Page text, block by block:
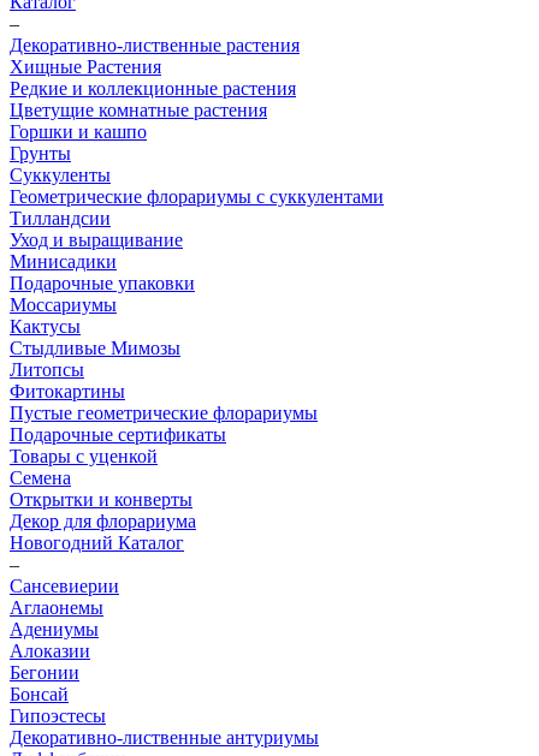
–
Декоративно-лиственные растения
Хищные Растения
Редкие и коллекционные растения
Цветущие комнатные растения
Горшки и кашпо
Грунты
Суккуленты
Геометрические флорариумы с суккулентами
Тилландсии
Уход и выращивание
Минисадики
Подарочные упаковки
Моссариумы
Кактусы
Стыдливые Мимозы
Литопсы
Фитокартины
Пустые геометрические флорариумы
Подарочные сертификаты
Товары с уценкой
Семена
Открытки и конверты
Декор для флорариума
Новогодний Каталог
–
Сансевиерии
Аглаонемы
Адениумы
Алоказии
Бегонии
Бонсай
Гипоэстесы
Декоративно-лиственные антуриумы